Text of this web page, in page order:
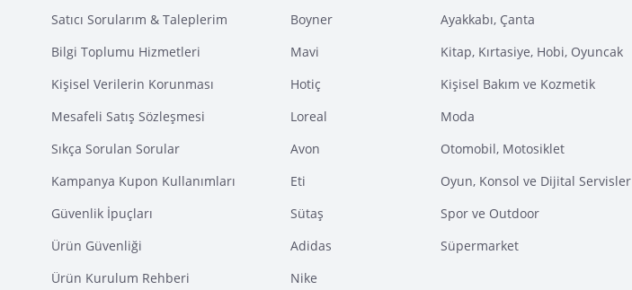
Satıcı Sorularım & Taleplerim
Bilgi Toplumu Hizmetleri
Kişisel Verilerin Korunması
Mesafeli Satış Sözleşmesi
Sıkça Sorulan Sorular
Kampanya Kupon Kullanımları
Güvenlik İpuçları
Ürün Güvenliği
Ürün Kurulum Rehberi
Boyner
Mavi
Hotiç
Loreal
Avon
Eti
Sütaş
Adidas
Nike
Ayakkabı, Çanta
Kitap, Kırtasiye, Hobi, Oyuncak
Kişisel Bakım ve Kozmetik
Moda
Otomobil, Motosiklet
Oyun, Konsol ve Dijital Servisler
Spor ve Outdoor
Süpermarket